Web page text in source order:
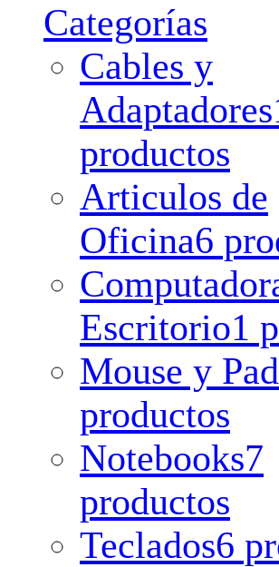
Categorías
Cables y
Adaptadores
productos
Articulos de
Oficina6
Escritorio1
Mouse y
productos
Notebooks7
productos
Teclados6